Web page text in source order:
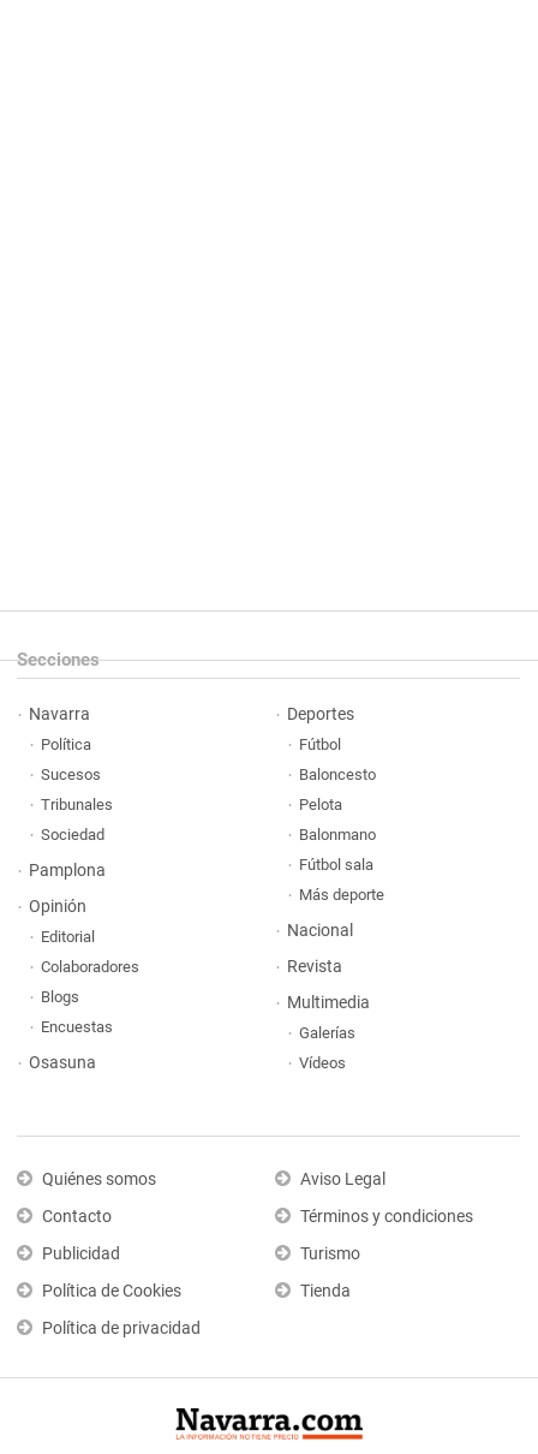
Secciones
Navarra
Política
Sucesos
Tribunales
Sociedad
Pamplona
Opinión
Editorial
Colaboradores
Blogs
Encuestas
Osasuna
Deportes
Fútbol
Baloncesto
Pelota
Balonmano
Fútbol sala
Más deporte
Nacional
Revista
Multimedia
Galerías
Vídeos
Quiénes somos
Contacto
Publicidad
Política de Cookies
Política de privacidad
Aviso Legal
Términos y condiciones
Turismo
Tienda